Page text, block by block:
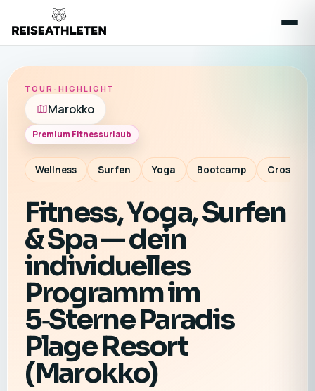
TOUR-HIGHLIGHT
Marokko
Premium Fitnessurlaub
Wellness Surfen Yoga Bootcamp
Fitness, Yoga, Surfen
& Spa — dein
individuelles
Programm im
5‑Sterne Paradis
Plage Resort
(Marokko)